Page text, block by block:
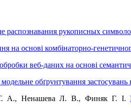
распознавания рукописных
на основі комбінаторно-
веб-даних на основі
обґрунтування застосувань
А., Ненашева Л. В., Финяк Г. І.